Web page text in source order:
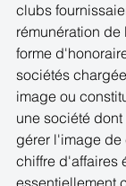
clubs
rémunération
forme
sociétés
image ou
une société
gérer l'image de
chiffre d'affaires
essentiellement